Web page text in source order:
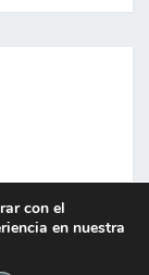
con el
en nuestra